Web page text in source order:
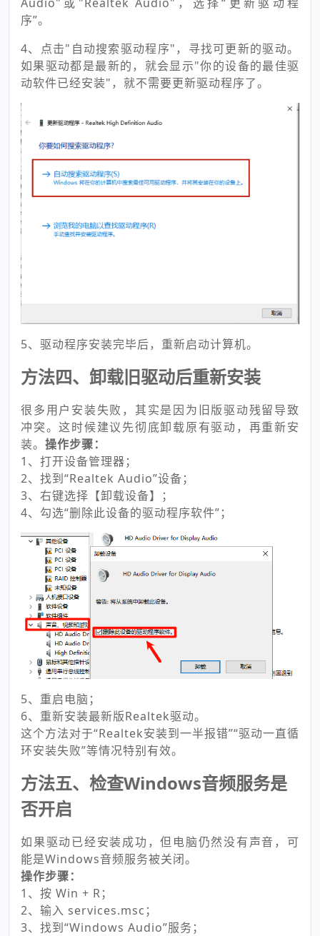
序”。
4、点击"自动搜索驱动程序"，寻找可更新的驱动。
如果驱动都是最新的，就会显示"你的设备的最佳驱
动软件已经安装"，就不需要更新驱动程序了。
5、驱动程序安装完毕后，重新启动计算机。
方法四、卸载旧驱动后重新安装
很多用户安装失败，其实是因为旧版驱动残留导致
冲突。这时候建议先彻底卸载原有驱动，再重新安
装。 操作步骤：
1、打开设备管理器；
2、找到“Realtek Audio”设备；
3、右键选择【卸载设备】；
4、勾选“删除此设备的驱动程序软件”；
5、重启电脑；
6、重新安装最新版Realtek驱动。
这个方法对于“Realtek安装到一半报错”“驱动一直循
环安装失败”等情况特别有效。
方法五、检查Windows音频服务是
否开启
如果驱动已经安装成功，但电脑仍然没有声音，可
能是Windows音频服务被关闭。
操作步骤：
1、按 Win + R；
2、输入 services.msc；
3、找到“Windows Audio”服务；